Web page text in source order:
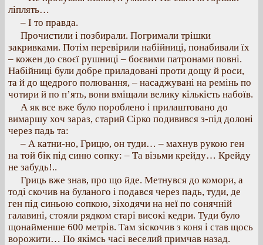
ліплять…
– І то правда.
Прочистили і позбирали. Погримали трішки
закривками. Потім перевірили набійниці, понабивали їх
– кожен до своєї рушниці – боєвими патронами повні.
Набійниці були добре приладовані проти дощу й роси,
та й до щедрого полювання, – насаджувані на ремінь по
чотири й по п’ять, вони вміщали велику кількість набоїв.
А як все вже було пороблено і прилаштовано до
вимаршу хоч зараз, старий Сірко подивився з-під долоні
через падь та:
– А катни-но, Грицю, он туди… – махнув рукою ген
на той бік під синю сопку: – Та візьми крейду… Крейду
не забудь!..
Гриць вже знав, про що йде. Метнувся до комори, а
тоді скочив на буланого і подався через падь, туди, де
ген під синьою сопкою, зіходячи на неї по сонячній
галавині, стояли рядком старі високі кедри. Туди було
щонайменше 600 метрів. Там зіскочив з коня і став щось
ворожити… По якімсь часі веселий примчав назад.